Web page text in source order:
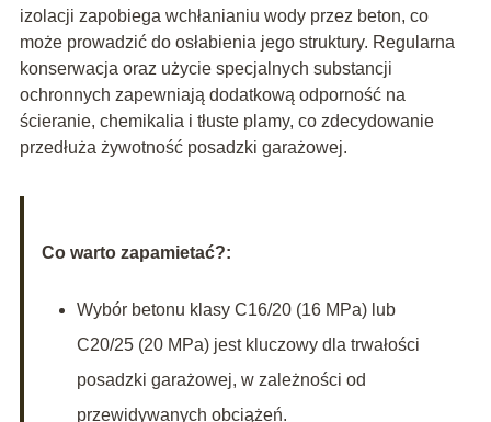
izolacji zapobiega wchłanianiu wody przez beton, co
może prowadzić do osłabienia jego struktury. Regularna
konserwacja oraz użycie specjalnych substancji
ochronnych zapewniają dodatkową odporność na
ścieranie, chemikalia i tłuste plamy, co zdecydowanie
przedłuża żywotność posadzki garażowej.
Co warto zapamietać?:
Wybór betonu klasy C16/20 (16 MPa) lub
C20/25 (20 MPa) jest kluczowy dla trwałości
posadzki garażowej, w zależności od
przewidywanych obciążeń.